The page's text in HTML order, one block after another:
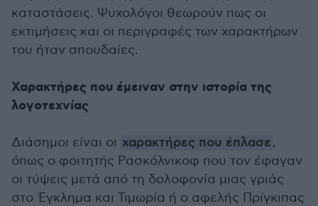
καταστάσεις. Ψυχολόγοι θεωρούν πως οι
εκτιμήσεις και οι περιγραφές των χαρακτήρων
του ήταν σπουδαίες.
Χαρακτήρες που έμειναν στην ιστορία της
λογοτεχνίας
Διάσημοι είναι οι χαρακτήρες που έπλασε,
όπως ο φοιτητής Ρασκόλνικοφ που τον έφαγαν
οι τύψεις μετά από τη δολοφονία μιας γριάς
στο Έγκλημα και Τιμωρία ή ο αφελής Πρίγκιπας